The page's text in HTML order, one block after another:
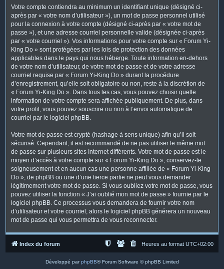
Votre compte contiendra au minimum un identifiant unique (désigné ci-
après par « votre nom d’utilisateur »), un mot de passe personnel utilisé
pour la connexion à votre compte (désigné ci-après par « votre mot de
passe »), et une adresse courriel personnelle valide (désignée ci-après
par « votre courriel »). Vos informations pour votre compte sur « Forum Yi-
King Do » sont protégées par les lois de protection des données
applicables dans le pays qui nous héberge. Toute information en-dehors
de votre nom d’utilisateur, de votre mot de passe et de votre adresse
courriel requise par « Forum Yi-King Do » durant la procédure
d’enregistrement, qu’elle soit obligatoire ou non, reste à la discrétion de
« Forum Yi-King Do ». Dans tous les cas, vous pouvez choisir quelle
information de votre compte sera affichée publiquement. De plus, dans
votre profil, vous pouvez souscrire ou non à l’envoi automatique de
courriel par le logiciel phpBB.
Votre mot de passe est crypté (hashage à sens unique) afin qu’il soit
sécurisé. Cependant, il est recommandé de ne pas utiliser le même mot
de passe sur plusieurs sites Internet différents. Votre mot de passe est le
moyen d’accès à votre compte sur « Forum Yi-King Do », conservez-le
soigneusement et en aucun cas une personne affiliée de « Forum Yi-King
Do », de phpBB ou une d’une tierce partie ne peut vous demander
légitimement votre mot de passe. Si vous oubliez votre mot de passe, vous
pouvez utiliser la fonction « J’ai oublié mon mot de passe » fournie par le
logiciel phpBB. Ce processus vous demandera de fournir votre nom
d’utilisateur et votre courriel, alors le logiciel phpBB générera un nouveau
mot de passe qui vous permettra de vous reconnecter.
Index du forum Heures au format UTC+02:00
Développé parphpBB® Forum Software © phpBB Limited